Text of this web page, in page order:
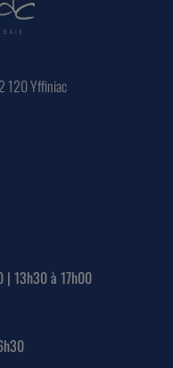
120 Yffiniac
| 13h30 à 17h00